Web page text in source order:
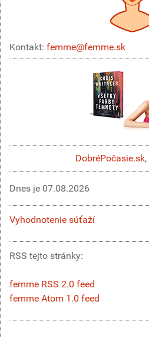
Kontakt: femme@femme.sk
DobréPočasie.sk,
Dnes je 07.08.2026
Vyhodnotenie súťaží
RSS tejto stránky:
femme RSS 2.0 feed
femme Atom 1.0 feed